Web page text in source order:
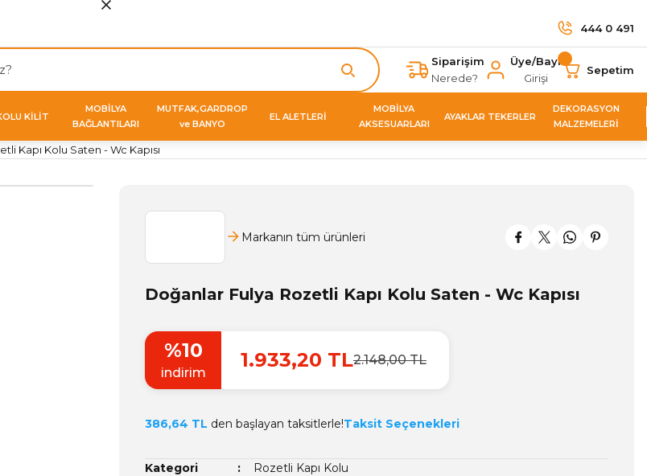
444 0 491
Siparişim
Nerede?
Üye/Bayi
Girişi
Sepetim
KİLİT
MOBİLYA
BAĞLANTILARI
MUTFAK,GARDROP
ve BANYO
EL ALETLERİ
MOBİLYA
AKSESUARLARI
AYAKLAR TEKERLER
DEKORASYON
MALZEMELERİ
Kapı Kolu Saten - Wc Kapısı
Markanın tüm ürünleri
Doğanlar Fulya Rozetli Kapı Kolu Saten - Wc Kapısı
%10
indirim
1.933,20 TL2.148,00 TL
386,64 TL den başlayan taksitlerle!Taksit Seçenekleri
Kategori
Rozetli Kapı Kolu